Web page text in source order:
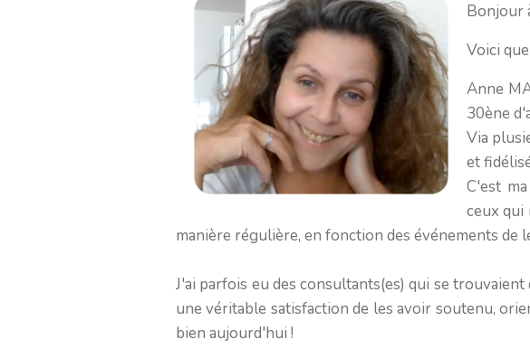
Bonjour
Voici
Anne
30ène
Via
et
C'est
ceux qui
manière régulière, en fonction des événements
J'ai parfois eu des consultants(es) qui se
une véritable satisfaction de les avoir soutenu,
bien aujourd'hui !